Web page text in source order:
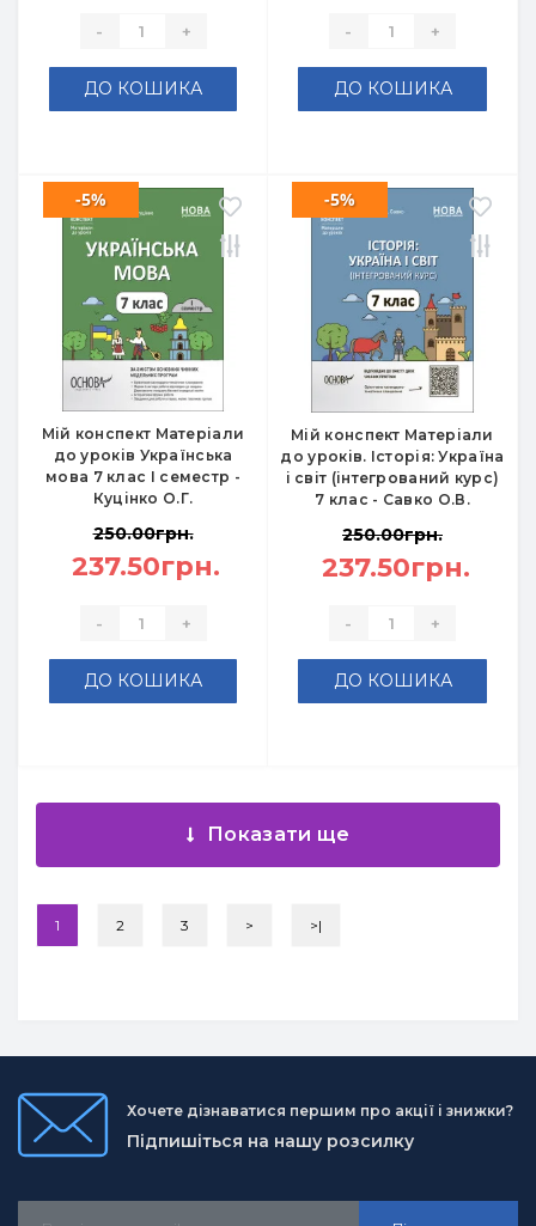
- +
ДО КОШИКА
- +
ДО КОШИКА
Мій конспект Матеріали
до уроків Українська
мова 7 клас I семестр -
Куцінко О.Г.
-5%
250.00грн.
237.50грн.
- +
ДО КОШИКА
Мій конспект Матеріали
до уроків. Історія: Україна
і світ (інтегрований курс)
7 клас - Савко О.В.
-5%
250.00грн.
237.50грн.
- +
ДО КОШИКА
Показати ще
1 2 3 > >|
Хочете дізнаватися першим про акції і знижки?
Підпишіться на нашу розсилку